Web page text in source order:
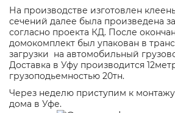
На производстве изготовлен
сечений далее была произведена
согласно проекта КД. После
домокомплект был упакован в
загрузки на автомобильный
Доставка в Уфу производится
грузоподьемностью 20тн.
Через неделю приступим к
дома в Уфе.